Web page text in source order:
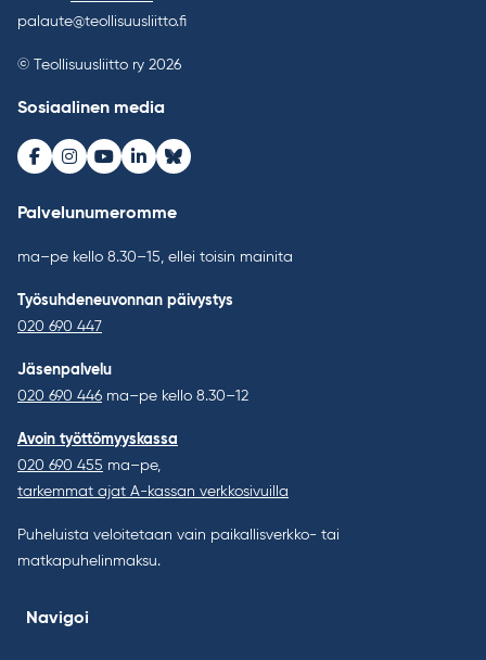
palaute@teollisuusliitto.fi
© Teollisuusliitto ry 2026
Sosiaalinen media
Facebook
Instagram
Youtube
LinkedInBluesky
Palvelunumeromme
ma–pe kello 8.30–15, ellei toisin mainita
Työsuhdeneuvonnan päivystys
020 690 447
Jäsenpalvelu
020 690 446 ma–pe kello 8.30–12
Avoin työttömyyskassa
020 690 455 ma–pe,
tarkemmat ajat A-kassan verkkosivuilla
Puheluista veloitetaan vain paikallisverkko- tai
matkapuhelinmaksu.
Navigoi